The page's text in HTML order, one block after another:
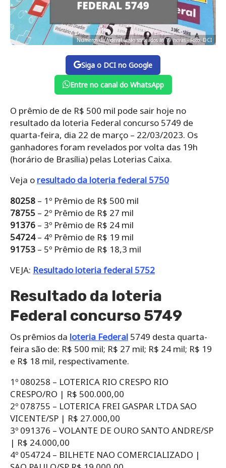
Números da federal serão sorteados às 19 horas - Foto: DCI
Siga o DCI no Google
Entre no canal do WhatsApp
O prêmio de de R$ 500 mil pode sair hoje no
resultado da loteria Federal concurso 5749 de
quarta-feira, dia 22 de março – 22/03/2023. Os
ganhadores foram revelados por volta das 19h
(horário de Brasília) pelas Loterias Caixa.
Veja o resultado da loteria federal 5750
80258 – 1º Prêmio de R$ 500 mil
78755 – 2º Prêmio de R$ 27 mil
91376 – 3º Prêmio de R$ 24 mil
54724– 4º Prêmio de R$ 19 mil
91753 – 5º Prêmio de R$ 18,3 mil
VEJA: Resultado loteria federal 5752
Resultado da loteria
Federal concurso 5749
Os prêmios da loteria Federal 5749 desta quarta-
feira são de: R$ 500 mil; R$ 27 mil; R$ 24 mil; R$ 19
e R$ 18 mil, respectivamente.
1º 080258 – LOTERICA RIO CRESPO RIO
CRESPO/RO | R$ 500.000,00
2º 078755 – LOTERICA FREI GASPAR LTDA SAO
VICENTE/SP | R$ 27.000,00
3º 091376 – VOLANTE DE OURO SANTO ANDRE/SP
| R$ 24.000,00
4º 054724 – BILHETE NAO COMERCIALIZADO |